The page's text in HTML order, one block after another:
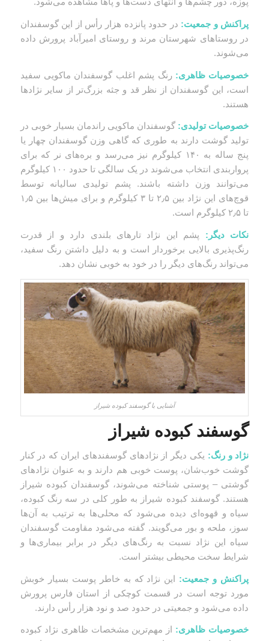
پراکنش و جمعیت: در حدود پانزده هزار رأس از این گوسفندان
در روستاهای شهرستان مرند و روستای امیرآباد پرورش داده
می‌شوند.
خصوصیات ظاهری: رنگ پشم اغلب گوسفندان ماکویی سفید
است، این گوسفندان از نظر قد و جثه بزرگ‌تر از سایر نژادها
هستند.
خصوصیات تولیدی: گوسفندان ماکویی راندمان بسیار خوبی در
تولید گوشت دارند به طوری که گاهی وزن گوسفندان چهار یا
پنج ساله به ۱۴۰ کیلوگرم نیز می‌رسد و بره‌های نر که برای
پرواربندی انتخاب می‌شوند در یک سالگی تا حدود ۱۰۰ کیلوگرم
می‌توانند وزن داشته باشند. پشم تولیدی سالیانه توسط
قوچ‌های این نژاد بین ۲٫۵ تا ۳ کیلوگرم و برای میش‌ها بین ۱٫۵
تا ۲٫۵ کیلوگرم است.
نکات دیگر: پشم این نژاد تارهای بلندی دارد و از قدرت
رنگ‌پذیری بالایی برخوردار است و به دلیل داشتن رنگ سفید،
می‌تواند رنگ‌های دیگر را در خود به خوبی نشان دهد.
آشنایی با گوسفند کبوده شیراز
گوسفند کبوده شیراز
نژاد و رنگ: یکی دیگر از نژادهای گوسفندهای ایران که در کنار
گوشت خوب‌شان، پوست خوبی هم دارند و به عنوان نژادهای
گوشتی – پوستی شناخته می‌شوند، گوسفندان کبوده شیراز
هستند. گوسفند کبوده شیراز به طور کلی در سه رنگ کبوده،
سیاه و قهوه‌ای دیده می‌شود که محلی‌ها به ترتیب به آن‌ها
سوز، ملحه و بور می‌گویند. گفته می‌شود مقاومت گوسفندان
سیاه این نژاد نسبت به رنگ‌های دیگر در برابر بیماری‌ها و
شرایط سخت محیطی بیشتر است.
پراکنش و جمعیت: این نژاد که به خاطر پوست بسیار خوبش
مورد توجه است در قسمت کوچکی از استان فارس پرورش
داده می‌شود و جمعیتی در حدود صد و نود هزار رأس دارند.
خصوصیات ظاهری: از مهم‌ترین مشخصات ظاهری نژاد کبوده